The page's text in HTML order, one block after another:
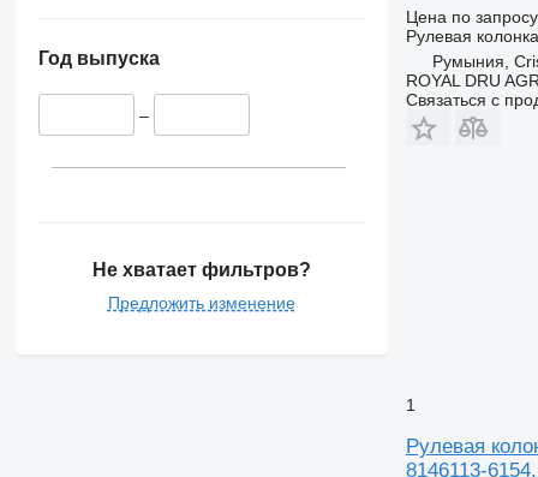
Год выпуска
–
Не хватает фильтров?
Предложить изменение
Цена по запросу
Рулевая колонка
Румыния,
ROYAL DRU
Связаться с
1
Рулевая
8146113-